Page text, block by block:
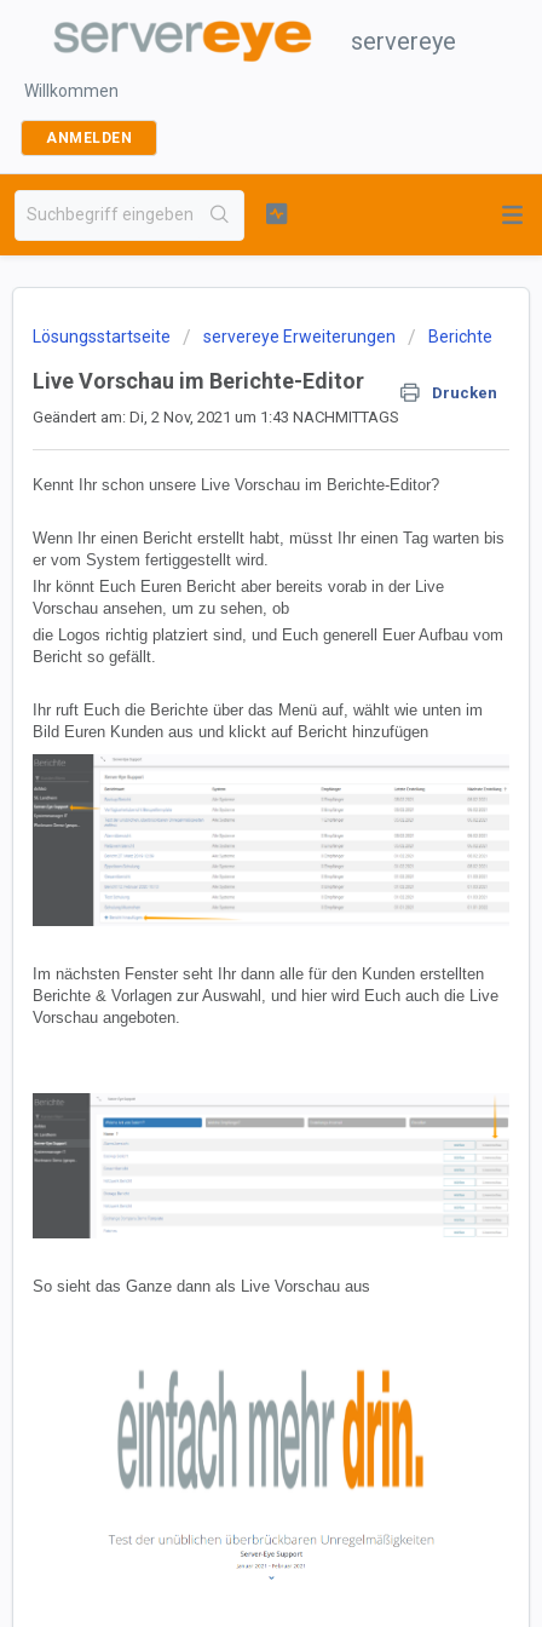
servereye
Willkommen
ANMELDEN
Lösungsstartseite servereye Erweiterungen Berichte
Live Vorschau im Berichte-Editor
Drucken
Geändert am: Di, 2 Nov, 2021 um 1:43 NACHMITTAGS
Kennt Ihr schon unsere Live Vorschau im Berichte-Editor?
Wenn Ihr einen Bericht erstellt habt, müsst Ihr einen Tag warten bis
er vom System fertiggestellt wird.
Ihr könnt Euch Euren Bericht aber bereits vorab in der Live
Vorschau ansehen, um zu sehen, ob
die Logos richtig platziert sind, und Euch generell Euer Aufbau vom
Bericht so gefällt.
Ihr ruft Euch die Berichte über das Menü auf, wählt wie unten im
Bild Euren Kunden aus und klickt auf Bericht hinzufügen
Im nächsten Fenster seht Ihr dann alle für den Kunden erstellten
Berichte & Vorlagen zur Auswahl, und hier wird Euch auch die Live
Vorschau angeboten.
So sieht das Ganze dann als Live Vorschau aus